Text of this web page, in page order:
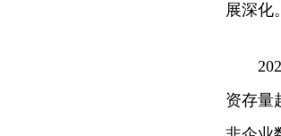
展深化。
资存量